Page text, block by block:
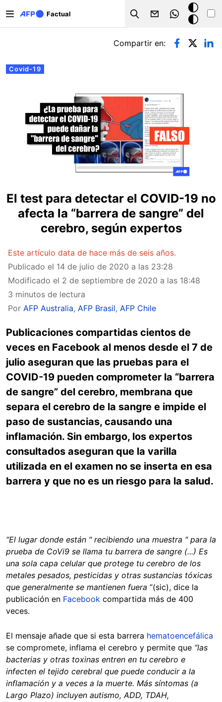
Factual
Search
Modo
oscuro
Solapas principales
Covid-19
Compartir en:
El test para detectar el COVID-19 no
afecta la “barrera de sangre” del
cerebro, según expertos
Este artículo data de hace más de seis años.
Publicado el 14 de julio de 2020 a las 23:28
Modificado el 2 de septiembre de 2020 a las 18:48
3 minutos de lectura
Por AFP Australia, AFP Brasil, AFP Chile
Publicaciones compartidas cientos de
veces en Facebook al menos desde el 7 de
julio aseguran que las pruebas para el
COVID-19 pueden comprometer la “barrera
de sangre” del cerebro, membrana que
separa el cerebro de la sangre e impide el
paso de sustancias, causando una
inflamación. Sin embargo, los expertos
consultados aseguran que la varilla
utilizada en el examen no se inserta en esa
barrera y que no es un riesgo para la salud.
“El lugar donde están " recibiendo una muestra " para la
prueba de CoVi9 se llama tu barrera de sangre (...) Es
una sola capa celular que protege tu cerebro de los
metales pesados, pesticidas y otras sustancias tóxicas
que generalmente se mantienen fuera ”(sic), dice la
publicación en Facebook compartida más de 400
veces.
El mensaje añade que si esta barrera hematoencefálica
se compromete, inflama el cerebro y permite que “las
bacterias y otras toxinas entren en tu cerebro e
infecten el tejido cerebral que puede conducir a la
inflamación y a veces a la muerte. Más síntomas (a
Largo Plazo) incluyen autismo, ADD, TDAH,